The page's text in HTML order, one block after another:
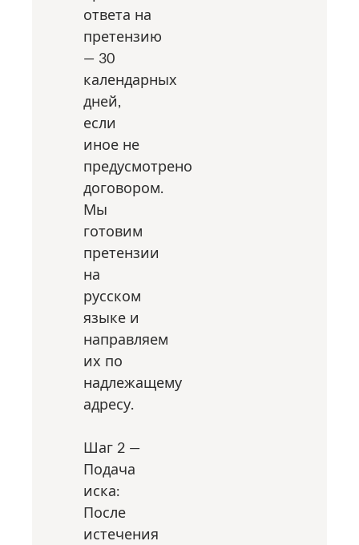
ответа на
претензию
— 30
календарных
дней,
если
иное не
предусмотрено
договором.
Мы
готовим
претензии
на
русском
языке и
направляем
их по
надлежащему
адресу.
Шаг 2 —
Подача
иска:
После
истечения